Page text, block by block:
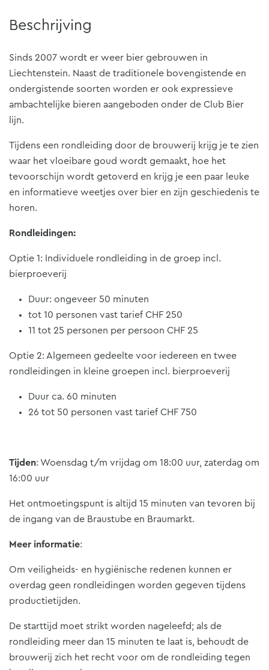
Beschrijving
Sinds 2007 wordt er weer bier gebrouwen in
Liechtenstein. Naast de traditionele bovengistende en
ondergistende soorten worden er ook expressieve
ambachtelijke bieren aangeboden onder de Club Bier
lijn.
Tijdens een rondleiding door de brouwerij krijg je te zien
waar het vloeibare goud wordt gemaakt, hoe het
tevoorschijn wordt getoverd en krijg je een paar leuke
en informatieve weetjes over bier en zijn geschiedenis te
horen.
Rondleidingen:
Optie 1: Individuele rondleiding in de groep incl.
bierproeverij
Duur: ongeveer 50 minuten
tot 10 personen vast tarief CHF 250
11 tot 25 personen per persoon CHF 25
Optie 2: Algemeen gedeelte voor iedereen en twee
rondleidingen in kleine groepen incl. bierproeverij
Duur ca. 60 minuten
26 tot 50 personen vast tarief CHF 750
Tijden: Woensdag t/m vrijdag om 18:00 uur, zaterdag om
16:00 uur
Het ontmoetingspunt is altijd 15 minuten van tevoren bij
de ingang van de Braustube en Braumarkt.
Meer informatie:
Om veiligheids- en hygiënische redenen kunnen er
overdag geen rondleidingen worden gegeven tijdens
productietijden.
De starttijd moet strikt worden nageleefd; als de
rondleiding meer dan 15 minuten te laat is, behoudt de
brouwerij zich het recht voor om de rondleiding tegen